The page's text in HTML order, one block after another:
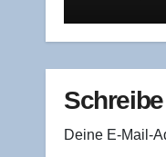
für
Deine E-Mail-